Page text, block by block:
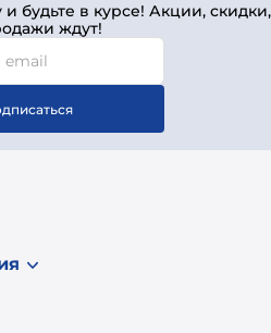
будьте в курсе! Акции, скидки,
ждут!